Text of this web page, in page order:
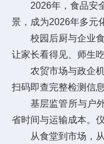
2026年，食品安全
景，成为2026年多元
校园后厨与企业食
让家长看得见、师生
农贸市场与政企机
扫码即查完整检测信
基层监管所与户外
省时间与运输成本。
从食堂到市场，从